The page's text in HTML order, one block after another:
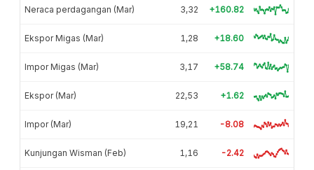
Neraca perdagangan (Mar) 3,32 +160.82
Ekspor Migas (Mar) 1,28 +18.60
Impor Migas (Mar) 3,17 +58.74
Ekspor (Mar) 22,53 +1.62
Impor (Mar) 19,21 -8.08
Kunjungan Wisman (Feb) 1,16 -2.42